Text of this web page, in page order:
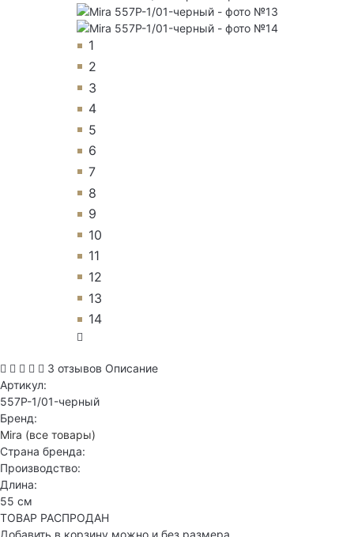
1
2
3
4
5
6
7
8
9
10
11
12
13
14
3 отзывов Описание
Артикул:
557P-1/01-черный
Бренд:
Mira (все товары)
Страна бренда:
Производство:
Длина:
55 см
ТОВАР РАСПРОДАН